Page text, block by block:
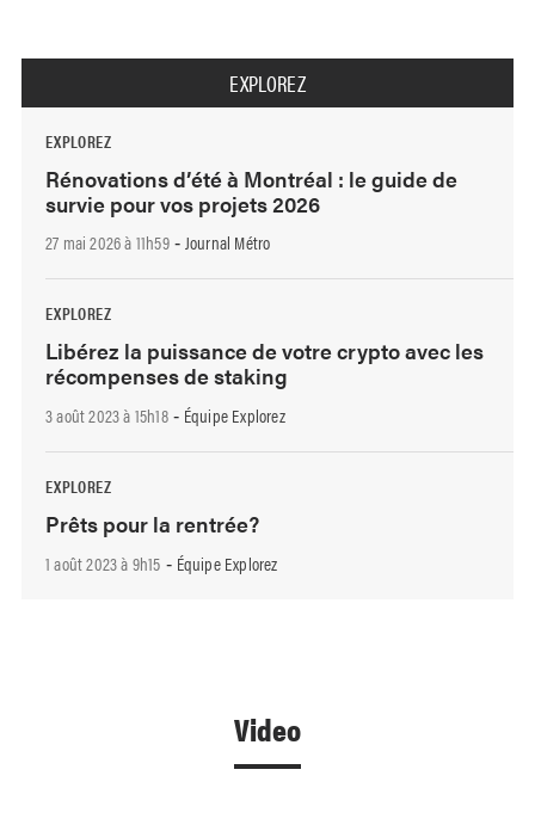
EXPLOREZ
EXPLOREZ
Rénovations d’été à Montréal : le guide de
survie pour vos projets 2026
27 mai 2026 à 11h59- Journal Métro
EXPLOREZ
Libérez la puissance de votre crypto avec les
récompenses de staking
3 août 2023 à 15h18- Équipe Explorez
EXPLOREZ
Prêts pour la rentrée?
1 août 2023 à 9h15 - Équipe Explorez
Video